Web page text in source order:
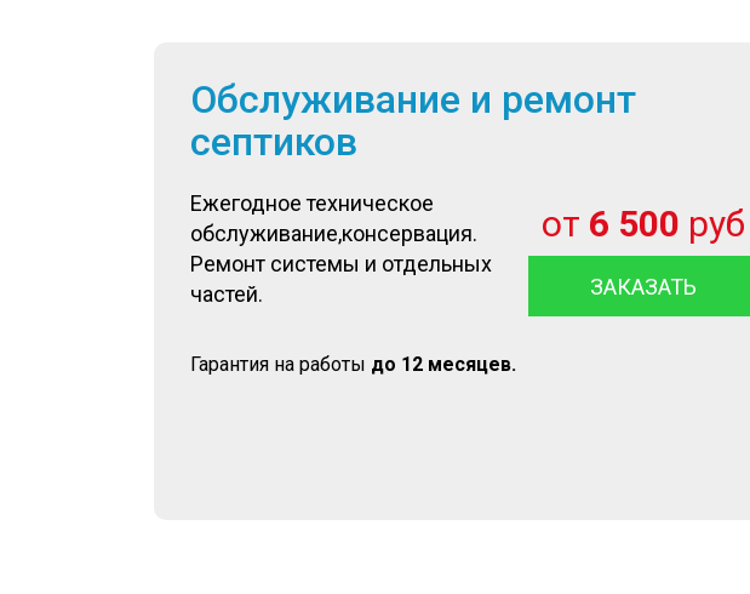
Обслуживание и ремонт
септиков
Ежегодное техническое
обслуживание,консервация.
Ремонт системы и отдельных
частей.
от 6 500 руб
ЗАКАЗАТЬ
Гарантия на работы до 12 месяцев.